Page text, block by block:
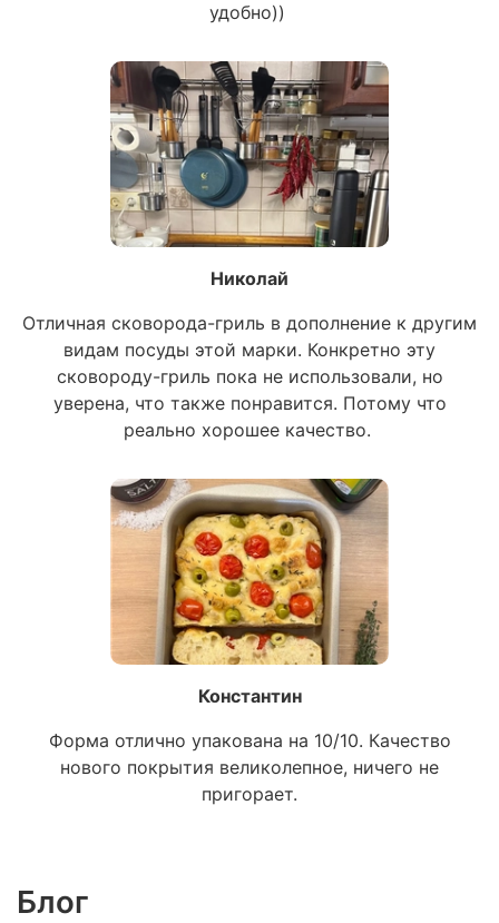
удобно))
Николай
Отличная сковорода-гриль в дополнение к другим
видам посуды этой марки. Конкретно эту
сковороду-гриль пока не использовали, но
уверена, что также понравится. Потому что
реально хорошее качество.
Константин
Форма отлично упакована на 10/10. Качество
нового покрытия великолепное, ничего не
пригорает.
Блог